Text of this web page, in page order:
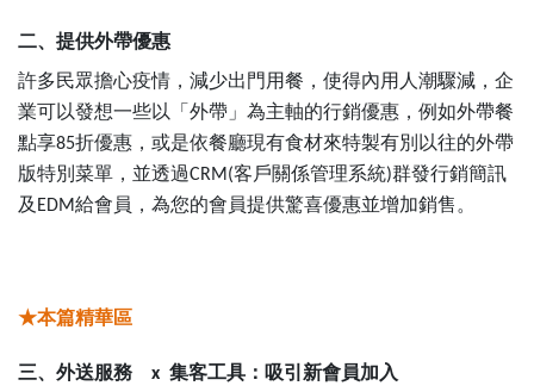
二、提供外帶優惠
許多民眾擔心疫情，減少出門用餐，使得內用人潮驟減，企
業可以發想一些以「外帶」為主軸的行銷優惠，例如外帶餐
點享85折優惠，或是依餐廳現有食材來特製有別以往的外帶
版特別菜單，並透過CRM(客戶關係管理系統)群發行銷簡訊
及 EDM給會員，為您的會員提供驚喜優惠並增加銷售。
★本篇精華區
三、外送服務 x 集客工具：吸引新會員加入